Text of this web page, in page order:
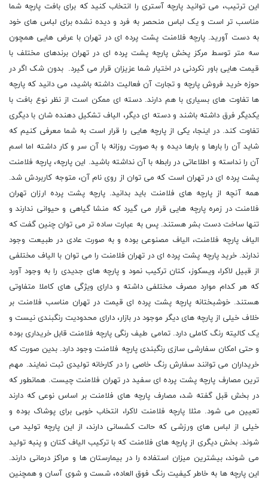
این ترتیب، می توانید پارچه آستری را انتخاب کنید که برای بافت پارچه شما
مناسب تر است و یک لباس منحصر به فرد و دیده نشده برای لباس های خود
به دست آورید. پارچه فلامنت پشت پرده ای در تهران با عرض هایی همچون
سه متر توسط مرکز پخش پارچه پشت پرده ای در تهران برندهای مختلف با
قیمت هایی باور نکردنی در اختیار شما عزیزان قرار می گیرد. بدون شک اگر در
حوزه خرید فروش پارچه و تجارت آن فعالیت داشته باشید، می دانید که پارچه
ها تفاوت های بسیاری با هم دارند. دسته ای ممکن است از نظر نوع بافت با
یکدیگر فرق داشته باشند و دسته ای دیگر، الیاف تشکیل دهنده شان با دیگری
تفاوت کند. در اینجا، یکی از پارچه هایی را قرار است به شما معرفی کنیم که
شاید آن را بارها و بارها دیده و به صورت روزانه با آن سر و کار داشته اما اسم
آن را نداسته و اطلاعاتی در رابطه با آن نداشته باشید. این پارچه، پارچه فلامنت
پشت پرده ای در تهران است که می توان از روی نام آن، متوجه کاربردش شد.
همه آنچه از پارچه های فلامنت باید بدانید. پارچه پشت پرده ارزان تهران
فلامنت در زمره پارچه هایی قرار می گیرد که منشا گیاهی و حیوانی ندارند و
تنها ساخت دست بشر هستند. پس به عبارت ساده تر می توان چنین گفت که
الیاف پارچه فلامنت، الیاف مصنوعی بوده و به صورت عادی در طبیعت وجود
ندارند. خرید پارچه پشت پرده ای در تهران فلامنت را می توان با الیاف مختلفی
از قبیل لاکرا، ویسکوز، کتان ترکیب نمود و پارچه های جدیدی را به وجود آورد
که هر کدام موارد مصرف مختلفی داشته و دارای ویژگی های کاملا متفاوتی
هستند. خوشبختانه پارچه پشت پرده ای قیمت در تهران مناسب فلامنت بر
خلاف خیلی از پارچه های دیگر موجود در بازار، دارای محدودیت رنگبندی نیست و
یک کالیته رنگ کاملی دارد. تمامی طیف رنگی پارچه فلامنت قابل خریداری بوده
و حتی امکان سفارشی سازی رنگبندی پارچه فلامنت وجود دارد. بدین صورت که
خریداران می توانند سفارش رنگ خاصی را در کارخانه تولیدی ثبت نمایند. مهم
ترین مصارف پارچه پشت پرده ای سفید در تهران فلامنت چیست. همانطور که
در بخش قبل گفته شد، مصارف پارچه های فلامنت بر اساس نوعی که دارند
تعیین می شود. مثلا پارچه فلامنت لاکرا، انتخاب خوبی برای پوشاک بوده و
خیلی از لباس های ورزشی که حالت کشسانی دارند، از این پارچه تولید می
شوند. بخش دیگری از پارچه های فلامنت که با ترکیب الیاف کتان و پنبه تولید
می شوند، بیشترین میزان استفاده را در بیمارستان ها و مراکز درمانی دارند.
این پارچه ها به خاطر کیفیت رنگ فوق العاده، شست و شوی آسان و همچنین